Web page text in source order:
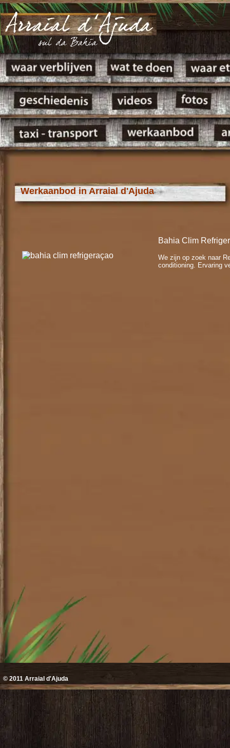
Werkaanbod in Arraial d'Ajuda
Bahia Clim
We zijn op zoek naar
conditioning. Ervaring
© 2011 Arraial d'Ajuda